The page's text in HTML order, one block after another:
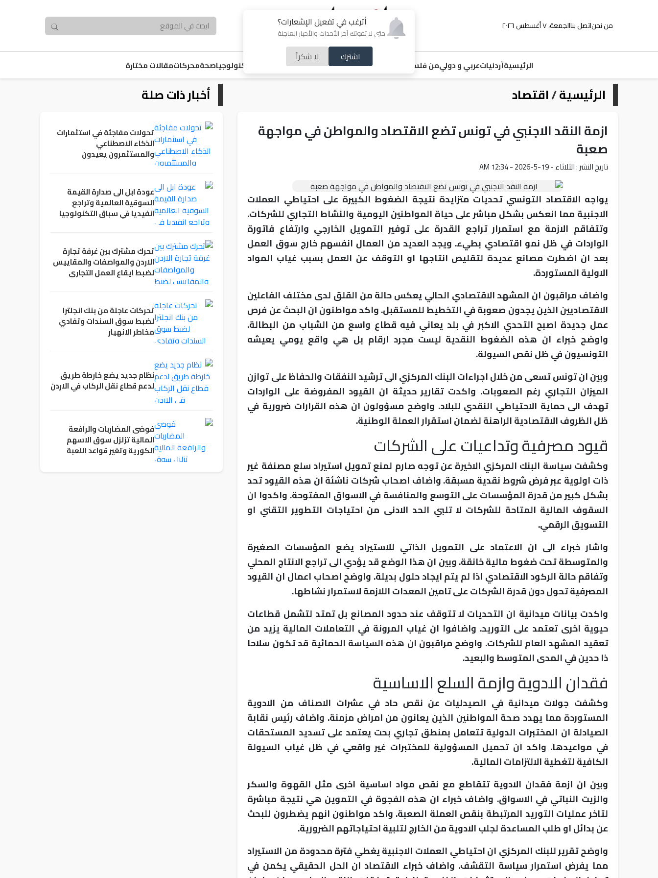
أترغب في تفعيل الإشعارات؟
حتى لا تفوتك آخر الأحداث والأخبار العاجلة
اشترك لا شكراً
من نحناتصل بناالجمعة، ٧ أغسطس ٢٠٢٦
الرئيسيةأردنياتعربي و دوليمن فلسطين ملفات ساخنةخبر و صورةرياضة تكنولوجياصحةمحركاتمقالات مختارة
الرئيسية/اقتصاد
ازمة النقد الاجنبي في تونس تضع الاقتصاد والمواطن في مواجهة
صعبة
تاريخ النشر : الثلاثاء - 19-5-2026 - 12:34 AM
يواجه الاقتصاد التونسي تحديات متزايدة نتيجة الضغوط الكبيرة على احتياطي العملات
الاجنبية مما انعكس بشكل مباشر على حياة المواطنين اليومية والنشاط التجاري للشركات.
وتتفاقم الازمة مع استمرار تراجع القدرة على توفير التمويل الخارجي وارتفاع فاتورة
الواردات في ظل نمو اقتصادي بطيء. ويجد العديد من العمال انفسهم خارج سوق العمل
بعد ان اضطرت مصانع عديدة لتقليص انتاجها او التوقف عن العمل بسبب غياب المواد
الاولية المستوردة.
واضاف مراقبون ان المشهد الاقتصادي الحالي يعكس حالة من القلق لدى مختلف الفاعلين
الاقتصاديين الذين يجدون صعوبة في التخطيط للمستقبل. واكد مواطنون ان البحث عن فرص
عمل جديدة اصبح التحدي الاكبر في بلد يعاني فيه قطاع واسع من الشباب من البطالة.
واوضح خبراء ان هذه الضغوط النقدية ليست مجرد ارقام بل هي واقع يومي يعيشه
التونسيون في ظل نقص السيولة.
وبين ان تونس تسعى من خلال اجراءات البنك المركزي الى ترشيد النفقات والحفاظ على توازن
الميزان التجاري رغم الصعوبات. واكدت تقارير حديثة ان القيود المفروضة على الواردات
تهدف الى حماية الاحتياطي النقدي للبلاد. واوضح مسؤولون ان هذه القرارات ضرورية في
ظل الظروف الاقتصادية الراهنة لضمان استقرار العملة الوطنية.
قيود مصرفية وتداعيات على الشركات
وكشفت سياسة البنك المركزي الاخيرة عن توجه صارم لمنع تمويل استيراد سلع مصنفة غير
ذات اولوية عبر فرض شروط نقدية مسبقة. واضاف اصحاب شركات ناشئة ان هذه القيود تحد
بشكل كبير من قدرة المؤسسات على التوسع والمنافسة في الاسواق المفتوحة. واكدوا ان
السقوف المالية المتاحة للشركات لا تلبي الحد الادنى من احتياجات التطوير التقني او
التسويق الرقمي.
واشار خبراء الى ان الاعتماد على التمويل الذاتي للاستيراد يضع المؤسسات الصغيرة
والمتوسطة تحت ضغوط مالية خانقة. وبين ان هذا الوضع قد يؤدي الى تراجع الانتاج المحلي
وتفاقم حالة الركود الاقتصادي اذا لم يتم ايجاد حلول بديلة. واوضح اصحاب اعمال ان القيود
المصرفية تحول دون قدرة الشركات على تامين المعدات اللازمة لاستمرار نشاطها.
واكدت بيانات ميدانية ان التحديات لا تتوقف عند حدود المصانع بل تمتد لتشمل قطاعات
حيوية اخرى تعتمد على التوريد. واضافوا ان غياب المرونة في التعاملات المالية يزيد من
تعقيد المشهد العام للشركات. واوضح مراقبون ان هذه السياسة الحمائية قد تكون سلاحا
ذا حدين في المدى المتوسط والبعيد.
فقدان الادوية وازمة السلع الاساسية
وكشفت جولات ميدانية في الصيدليات عن نقص حاد في عشرات الاصناف من الادوية
المستوردة مما يهدد صحة المواطنين الذين يعانون من امراض مزمنة. واضاف رئيس نقابة
الصيادلة ان المختبرات الدولية تتعامل بمنطق تجاري بحت يعتمد على تسديد المستحقات
في مواعيدها. واكد ان تحميل المسؤولية للمختبرات غير واقعي في ظل غياب السيولة
الكافية لتغطية الالتزامات المالية.
وبين ان ازمة فقدان الادوية تتقاطع مع نقص مواد اساسية اخرى مثل القهوة والسكر
والزيت النباتي في الاسواق. واضاف خبراء ان هذه الفجوة في التموين هي نتيجة مباشرة
لتاخر عمليات التوريد المرتبطة بنقص العملة الصعبة. واكد مواطنون انهم يضطرون للبحث
عن بدائل او طلب المساعدة لجلب الادوية من الخارج لتلبية احتياجاتهم الضرورية.
واوضح تقرير للبنك المركزي ان احتياطي العملات الاجنبية يغطي فترة محدودة من الاستيراد
مما يفرض استمرار سياسة التقشف. واضاف خبراء الاقتصاد ان الحل الحقيقي يكمن في
أخبار ذات صلة
تحولات مفاجئة في استثمارات
الذكاء الاصطناعي
والمستثمرون يعيدون
عودة ابل الى صدارة القيمة
السوقية العالمية وتراجع
انفيديا في سباق التكنولوجيا
تحرك مشترك بين غرفة تجارة
الاردن والمواصفات والمقاييس
لضبط ايقاع العمل التجاري
تحركات عاجلة من بنك انجلترا
لضبط سوق السندات وتفادي
مخاطر الانهيار
نظام جديد يضع خارطة طريق
لدعم قطاع نقل الركاب في الاردن
فوضى المضاربات والرافعة
المالية تزلزل سوق الاسهم
الكورية وتغير قواعد اللعبة